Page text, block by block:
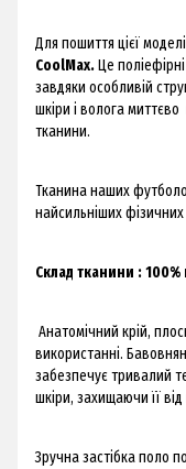
Для пошиття цієї
CoolMax.Це
завдяки особливій
шкіри і волога
тканини.
Тканина наших
найсильніших
Склад тканини : 100%
Анатомічний крій,
використанні.
забезпечує тривалий
шкіри, захищаючи її
Зручна застібка поло